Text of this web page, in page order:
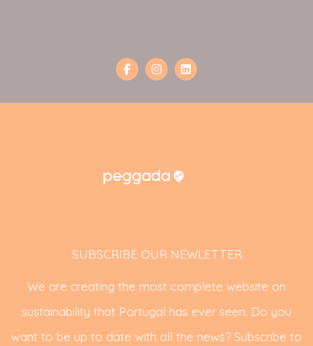
SUBSCRIBE OUR NEWLETTER
We are creating the most complete website on
sustainability that Portugal has ever seen. Do you
want to be up to date with all the news? Subscribe to